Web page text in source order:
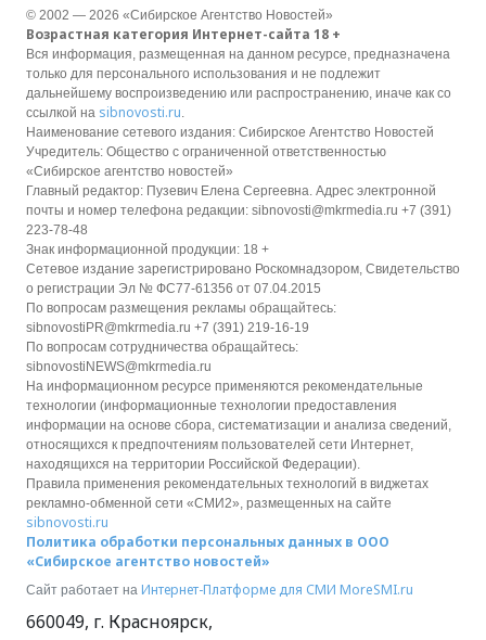
© 2002 — 2026 «Сибирское Агентство Новостей»
Возрастная категория Интернет-сайта 18 +
Вся информация, размещенная на данном ресурсе, предназначена
только для персонального использования и не подлежит
дальнейшему воспроизведению или распространению, иначе как со
ссылкой на sibnovosti.ru.
Наименование сетевого издания: Сибирское Агентство Новостей
Учредитель: Общество с ограниченной ответственностью
«Сибирское агентство новостей»
Главный редактор: Пузевич Елена Сергеевна. Адрес электронной
почты и номер телефона редакции: sibnovosti@mkrmedia.ru +7 (391)
223-78-48
Знак информационной продукции: 18 +
Сетевое издание зарегистрировано Роскомнадзором, Свидетельство
о регистрации Эл № ФС77-61356 от 07.04.2015
По вопросам размещения рекламы обращайтесь:
sibnovostiPR@mkrmedia.ru +7 (391) 219-16-19
По вопросам сотрудничества обращайтесь:
sibnovostiNEWS@mkrmedia.ru
На информационном ресурсе применяются рекомендательные
технологии (информационные технологии предоставления
информации на основе сбора, систематизации и анализа сведений,
относящихся к предпочтениям пользователей сети Интернет,
находящихся на территории Российской Федерации).
Правила применения рекомендательных технологий в виджетах
рекламно-обменной сети «СМИ2», размещенных на сайте
sibnovosti.ru
Политика обработки персональных данных в ООО
«Сибирское агентство новостей»
Сайт работает на Интернет-Платформе для СМИ MoreSMI.ru
660049, г. Красноярск,